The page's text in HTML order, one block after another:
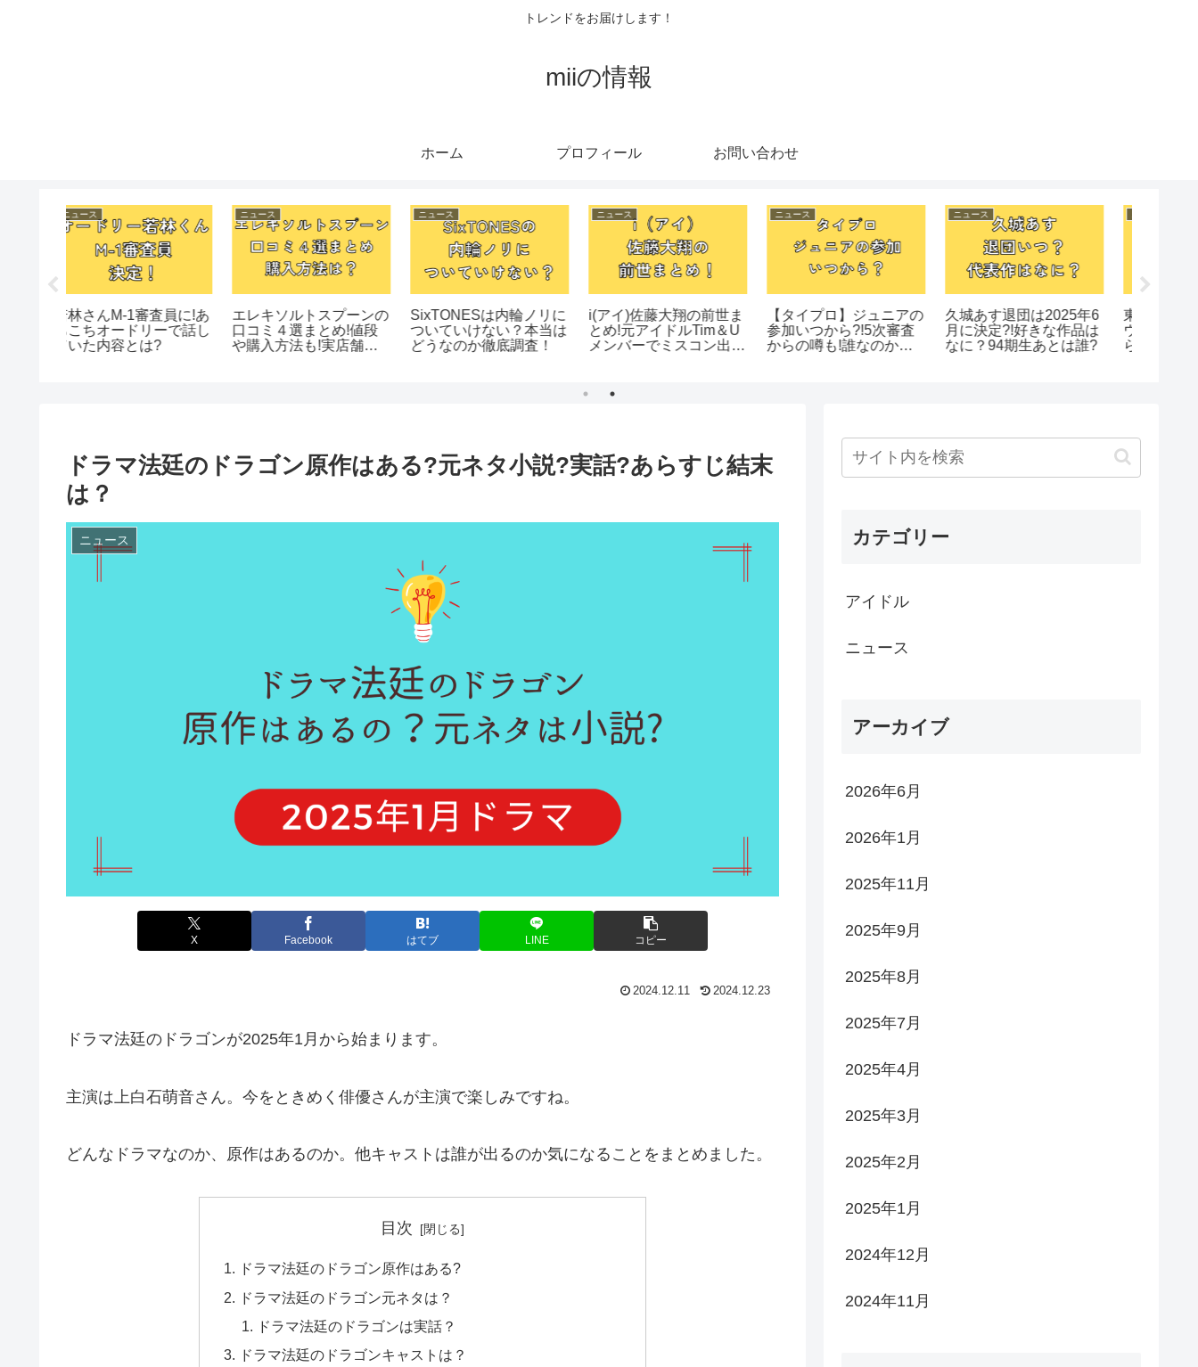
トレンドをお届けします！
miiの情報
ホーム プロフィール お問い合わせ
ニュース
東克樹投手の不倫でアカ
ウント削除!不倫発覚か
らの一連の流れは?
ニュース
【ｽﾉみそか】ベストヒッ
トメドレーReal Face歌
唱?動画まとめ
ニュース
【KIT TO LIT（キテレ
ツ）】のイントネーショ
ンは？キテルネでついに
ニュース
【元フジ】渡邊渚アナの
グラビア挑戦!スタイル
良すぎる写真まとめ
ニュース
紅白トリ固定化?5年連
続同じなのはなぜ?理由
3つまとめ
ニュース
【めめペコ】ただのめ
め?!めめあべは仲良すぎ
る!!マルチタスクが苦
ドラマ法廷のドラゴン原作はある?元ネタ小説?実話?あらすじ結末
は？
ニュース
X Facebook はてブ LINE コピー
2024.12.11 2024.12.23
ドラマ法廷のドラゴンが2025年1月から始まります。
主演は上白石萌音さん。今をときめく俳優さんが主演で楽しみですね。
どんなドラマなのか、原作はあるのか。他キャストは誰が出るのか気になることをまとめました。
目次
ドラマ法廷のドラゴン原作はある?
ドラマ法廷のドラゴン元ネタは？
ドラマ法廷のドラゴンは実話？
ドラマ法廷のドラゴンキャストは？
カテゴリー
アイドル
ニュース
アーカイブ
2026年6月
2026年1月
2025年11月
2025年9月
2025年8月
2025年7月
2025年4月
2025年3月
2025年2月
2025年1月
2024年12月
2024年11月